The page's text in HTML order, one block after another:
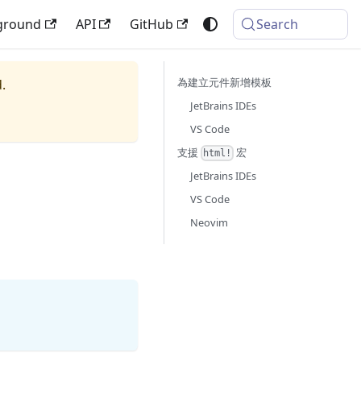
API GitHub Search
為建立元件新增模板
JetBrains IDEs
VS Code
支援
html! 宏
JetBrains IDEs
VS Code
Neovim